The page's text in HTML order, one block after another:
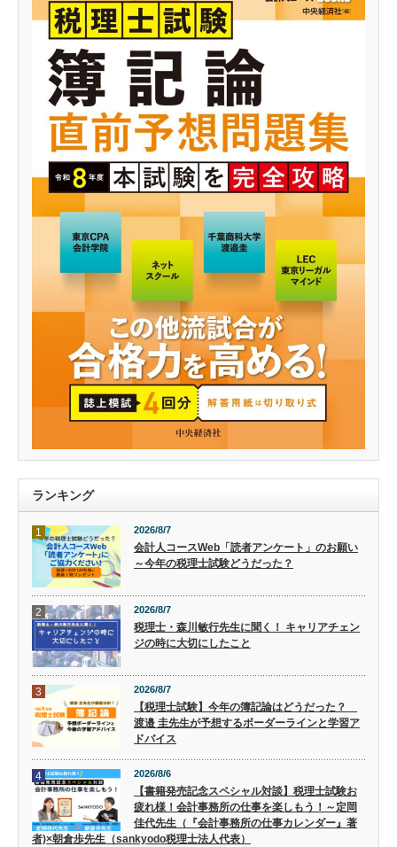
ランキング
1 2026/8/7
会計人コースWeb「読者アンケート」のお願い
～今年の税理士試験どうだった？
2 2026/8/7
税理士・森川敏行先生に聞く！ キャリアチェン
ジの時に大切にしたこと
3 2026/8/7
【税理士試験】今年の簿記論はどうだった？
渡邉 圭先生が予想するボーダーラインと学習ア
ドバイス
4 2026/8/6
【書籍発売記念スペシャル対談】税理士試験お
疲れ様！会計事務所の仕事を楽しもう！～定岡
佳代先生（『会計事務所の仕事カレンダー』著
者)×朝倉歩先生（sankyodo税理士法人代表）